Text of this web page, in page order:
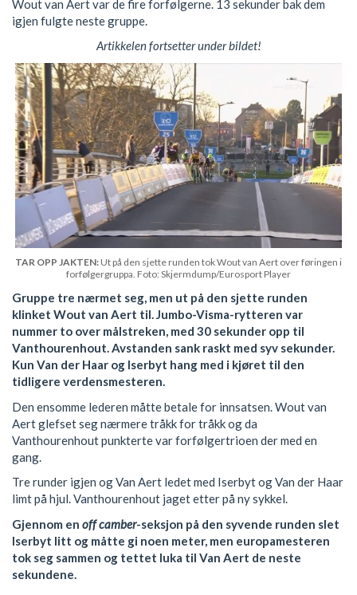
Wout van Aert var de fire forfølgerne. 13 sekunder bak dem
igjen fulgte neste gruppe.
Artikkelen fortsetter under bildet!
TAR OPP JAKTEN: Ut på den sjette runden tok Wout van Aert over føringen i
forfølgergruppa. Foto: Skjermdump/Eurosport Player
Gruppe tre nærmet seg, men ut på den sjette runden
klinket Wout van Aert til. Jumbo-Visma-rytteren var
nummer to over målstreken, med 30 sekunder opp til
Vanthourenhout. Avstanden sank raskt med syv sekunder.
Kun Van der Haar og Iserbyt hang med i kjøret til den
tidligere verdensmesteren.
Den ensomme lederen måtte betale for innsatsen. Wout van
Aert glefset seg nærmere tråkk for tråkk og da
Vanthourenhout punkterte var forfølgertrioen der med en
gang.
Tre runder igjen og Van Aert ledet med Iserbyt og Van der Haar
limt på hjul. Vanthourenhout jaget etter på ny sykkel.
Gjennom en off camber-seksjon på den syvende runden slet
Iserbyt litt og måtte gi noen meter, men europamesteren
tok seg sammen og tettet luka til Van Aert de neste
sekundene.